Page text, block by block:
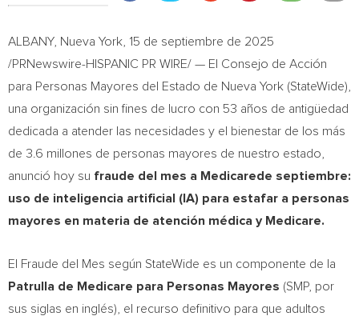
ALBANY, Nueva York 15 de septiembre de 2025
/PRNewswire-HISPANIC PR WIRE/ — El Consejo de Acción
para Personas Mayores del Estado de Nueva York (StateWide),
una organización sin fines de lucro con 53 años de antigüedad
dedicada a atender las necesidades y el bienestar de los más
de 3.6 millones de personas mayores de nuestro estado,
anunció hoy su fraude del mes a Medicarede septiembre:
uso de inteligencia artificial (IA) para estafar a personas
mayores en materia de atención médica y Medicare.
El Fraude del Mes según StateWide es un componente de la
Patrulla de Medicare para Personas Mayores (SMP, por
sus siglas en inglés), el recurso definitivo para que adultos